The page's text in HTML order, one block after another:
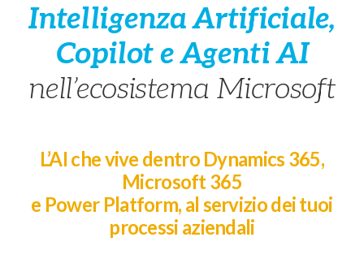
Intelligenza Artificiale,
Copilot e Agenti AI
nell’ecosistema Microsoft
L’AI che vive dentro Dynamics 365,
Microsoft 365
e Power Platform, al servizio dei tuoi
processi aziendali